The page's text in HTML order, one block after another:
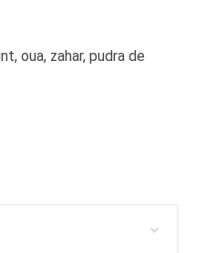
oua, zahar, pudra de